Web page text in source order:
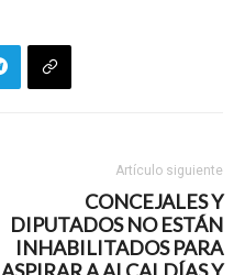
Artículo siguiente
CONCEJALES Y
DIPUTADOS NO ESTÁN
INHABILITADOS PARA